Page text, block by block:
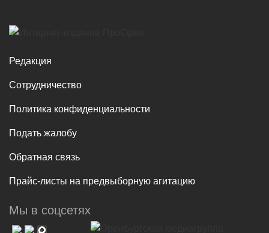
Редакция
Сотрудничество
Политика конфиденциальности
Подать жалобу
Обратная связь
Прайс-листы на предвыборную агитацию
Мы в соцсетях